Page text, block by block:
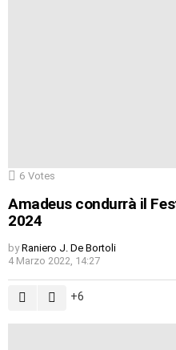
6 Votes
Amadeus condurrà il
2024
by Raniero J. De Bortoli
4 Marzo 2022, 14:27
6